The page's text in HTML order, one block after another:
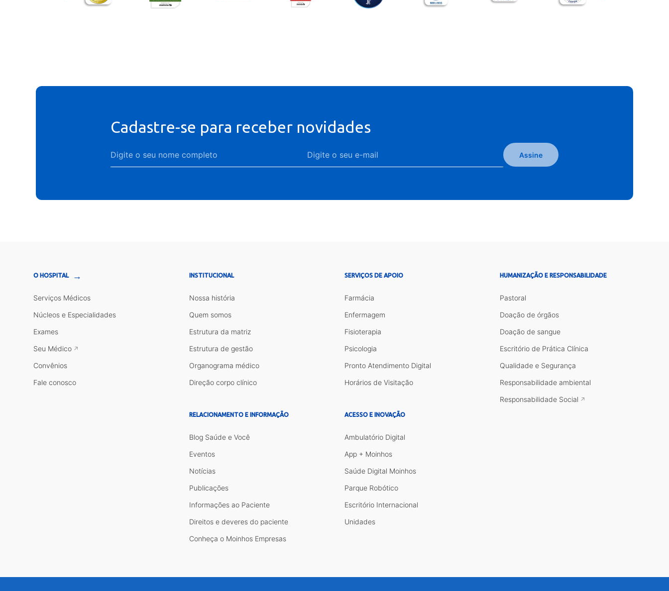
Cadastre-se para receber novidades
Assine
O HOSPITAL →
Serviços Médicos
Núcleos e Especialidades
Exames
Seu Médico
Convênios
Fale conosco
INSTITUCIONAL
Nossa história
Quem somos
Estrutura da matriz
Estrutura de gestão
Organograma médico
Direção corpo clínico
RELACIONAMENTO E INFORMAÇÃO
Blog Saúde e Você
Eventos
Notícias
Publicações
Informações ao Paciente
Direitos e deveres do paciente
Conheça o Moinhos Empresas
SERVIÇOS DE APOIO
Farmácia
Enfermagem
Fisioterapia
Psicologia
Pronto Atendimento Digital
Horários de Visitação
ACESSO E INOVAÇÃO
Ambulatório Digital
App + Moinhos
Saúde Digital Moinhos
Parque Robótico
Escritório Internacional
Unidades
HUMANIZAÇÃO E RESPONSABILIDADE
Pastoral
Doação de órgãos
Doação de sangue
Escritório de Prática Clínica
Qualidade e Segurança
Responsabilidade ambiental
Responsabilidade Social